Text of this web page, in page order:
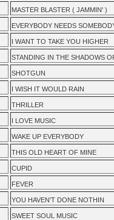
MASTER BLASTER ( JAMMIN' )
EVERYBODY NEEDS
I WANT TO TAKE YOU HIGHER
STANDING IN THE SHADOWS
SHOTGUN
I WISH IT WOULD RAIN
THRILLER
I LOVE MUSIC
WAKE UP EVERYBODY
THIS OLD HEART OF MINE
CUPID
FEVER
YOU HAVEN'T DONE NOTHIN
SWEET SOUL MUSIC